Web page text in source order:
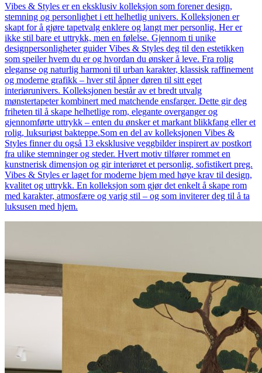
Vibes & Styles er en eksklusiv kolleksjon som forener design,
stemning og personlighet i ett helhetlig univers. Kolleksjonen er
skapt for å gjøre tapetvalg enklere og langt mer personlig. Her er
ikke stil bare et uttrykk, men en følelse. Gjennom ti unike
designpersonligheter guider Vibes & Styles deg til den estetikken
som speiler hvem du er og hvordan du ønsker å leve. Fra rolig
eleganse og naturlig harmoni til urban karakter, klassisk raffinement
og moderne grafikk – hver stil åpner døren til sitt eget
interiørunivers. Kolleksjonen består av et bredt utvalg
mønstertapeter kombinert med matchende ensfarger. Dette gir deg
friheten til å skape helhetlige rom, elegante overganger og
gjennomførte uttrykk – enten du ønsker et markant blikkfang eller et
rolig, luksuriøst bakteppe.Som en del av kolleksjonen Vibes &
Styles finner du også 13 eksklusive veggbilder inspirert av postkort
fra ulike stemninger og steder. Hvert motiv tilfører rommet en
kunstnerisk dimensjon og gir interiøret et personlig, sofistikert preg.
Vibes & Styles er laget for moderne hjem med høye krav til design,
kvalitet og uttrykk. En kolleksjon som gjør det enkelt å skape rom
med karakter, atmosfære og varig stil – og som inviterer deg til å ta
luksusen med hjem.